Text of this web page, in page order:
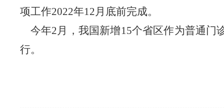
项工作2022年12月底前完成。
今年2月，我国新增15个省区作为普通门
行。